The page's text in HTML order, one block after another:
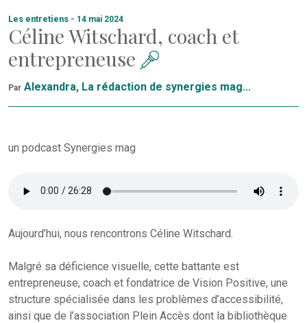
Les entretiens - 14 mai 2024
Céline Witschard, coach et
entrepreneuse
Par Alexandra, La rédaction de synergies mag...
un podcast Synergies mag
Aujourd’hui, nous rencontrons Céline Witschard.
Malgré sa déficience visuelle, cette battante est
entrepreneuse, coach et fondatrice de Vision Positive, une
structure spécialisée dans les problèmes d’accessibilité,
ainsi que de l’association Plein Accès dont la bibliothèque